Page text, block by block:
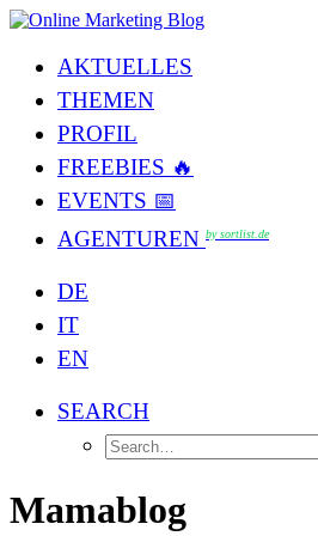
AKTUELLES
THEMEN
PROFIL
FREEBIES 🔥
EVENTS 📅
AGENTUREN by sortlist.de
DE
IT
EN
SEARCH
Mamablog